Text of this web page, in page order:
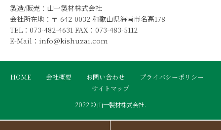
製造/販売：山一製材株式会社
会社所在地：〒 642-0032 和歌山県海南市名高178
TEL：073-482-4631 FAX：073-483-5112
E-Mail：info@kishuzai.com
HOME 会社概要 お問い合わせ
プライバシーポリシー
サイトマップ
2022 © 山一製材株式会社.